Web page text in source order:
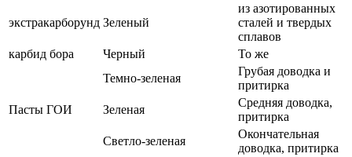
экстракарборунд Зеленый
из азотированных
сталей и твердых
сплавов
карбид бора
Черный То же
Пасты ГОИ
Темно-зеленая
Грубая доводка и
притирка
Зеленая
Средняя доводка,
притирка
Светло-зеленая
Окончательная
доводка, притирка